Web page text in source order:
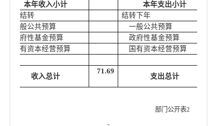
本年收入小计
本年支出小计
上年结转
结转下年
一般公共预算
一般公共预算
政府性基金预算
政府性基金预算
国有资本经营预算
国有资本经营预算
收入总计
71.69
支出总计
部门公开表2